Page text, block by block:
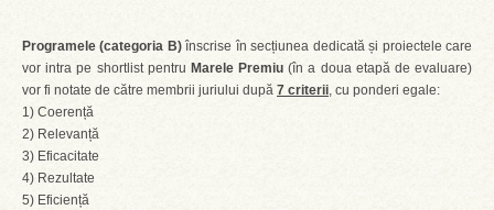
Programele (categoria B)înscrise în secțiunea dedicată și proiectele care
vor intra pe shortlist pentru Marele Premiu (în a doua etapă de evaluare)
vor fi notate de către membrii juriului după 7 criterii, cu ponderi egale:
1) Coerență
2) Relevanță
3) Eficacitate
4) Rezultate
5) Eficiență